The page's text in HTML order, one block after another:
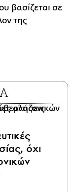
βασίζεται σε
της
όχι